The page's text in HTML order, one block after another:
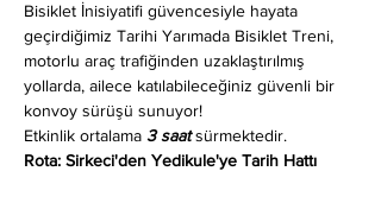
Bisiklet İnisiyatifi güvencesiyle hayata
geçirdiğimiz Tarihi Yarımada Bisiklet Treni,
motorlu araç trafiğinden uzaklaştırılmış
yollarda, ailece katılabileceğiniz güvenli bir
konvoy sürüşü sunuyor!
Etkinlik ortalama 3 saat sürmektedir.
Rota: Sirkeci'den Yedikule'ye Tarih Hattı